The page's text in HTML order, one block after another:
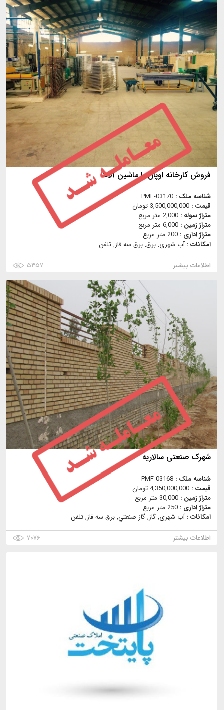
فروش کارخانه اوپال با ماشین آلات
شناسه ملک : PMF-03170
قیمت : 3,500,000,000 تومان
متراژ سوله : 2,000 متر مربع
متراژ زمین : 6,000 متر مربع
متراژ اداری : 200 متر مربع
امکانات :آب شهری, برق, برق سه فاز, تلفن
اطلاعات بیشتر
۵۳۵۷
شهرک صنعتی سالاریه
شناسه ملک : PMF-03168
قیمت : 4,350,000,000 تومان
متراژ زمین : 30,000 متر مربع
متراژ اداری : 250 متر مربع
امکانات :آب شهری, گاز, گاز صنعتي, برق سه فاز, تلفن
اطلاعات بیشتر
۷۰۷۶